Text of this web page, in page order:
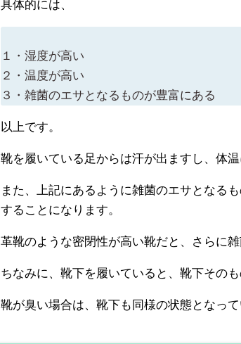
具体的には、
１・湿度が高い
２・温度が高い
３・雑菌のエサとなるものが豊富にある
以上です。
靴を履いている足からは汗が出ますし、体
また、上記にあるように雑菌のエサとなる
することになります。
革靴のような密閉性が高い靴だと、さらに
ちなみに、靴下を履いていると、靴下その
靴が臭い場合は、靴下も同様の状態となっ